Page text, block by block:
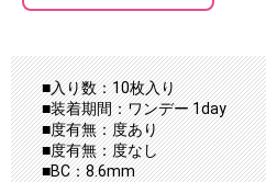
■入り数：10枚入り
■装着期間：ワンデー 1day
■度有無：度あり
■度有無：度なし
■BC：8.6mm